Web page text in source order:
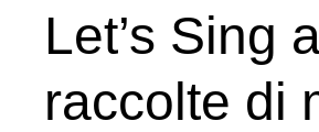
Let’s Sing
raccolte di